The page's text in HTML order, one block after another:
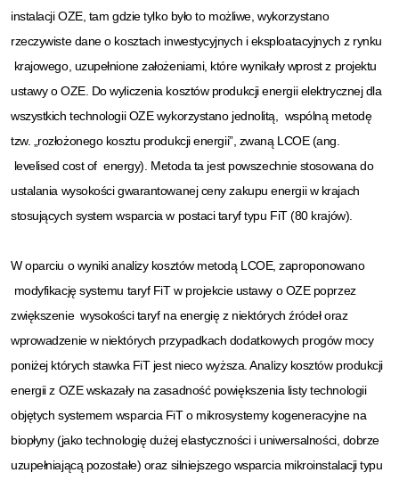
instalacji OZE, tam gdzie tylko było to możliwe, wykorzystano
rzeczywiste dane o kosztach inwestycyjnych i eksploatacyjnych z rynku
krajowego, uzupełnione założeniami, które wynikały wprost z projektu
ustawy o OZE. Do wyliczenia kosztów produkcji energii elektrycznej dla
wszystkich technologii OZE wykorzystano jednolitą, wspólną metodę
tzw. „rozłożonego kosztu produkcji energii”, zwaną LCOE (ang.
levelised cost of energy). Metoda ta jest powszechnie stosowana do
ustalania wysokości gwarantowanej ceny zakupu energii w krajach
stosujących system wsparcia w postaci taryf typu FiT (80 krajów).
W oparciu o wyniki analizy kosztów metodą LCOE, zaproponowano
modyfikację systemu taryf FiT w projekcie ustawy o OZE poprzez
zwiększenie wysokości taryf na energię z niektórych źródeł oraz
wprowadzenie w niektórych przypadkach dodatkowych progów mocy
poniżej których stawka FiT jest nieco wyższa. Analizy kosztów produkcji
energii z OZE wskazały na zasadność powiększenia listy technologii
objętych systemem wsparcia FiT o mikrosystemy kogeneracyjne na
biopłyny (jako technologię dużej elastyczności i uniwersalności, dobrze
uzupełniającą pozostałe) oraz silniejszego wsparcia mikroinstalacji typu